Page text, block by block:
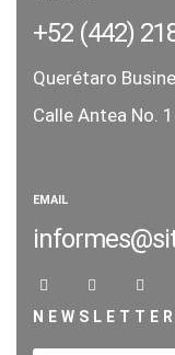
+52 (442)
Querétaro
Calle Antea No.
EMAIL
NEWSLETTER